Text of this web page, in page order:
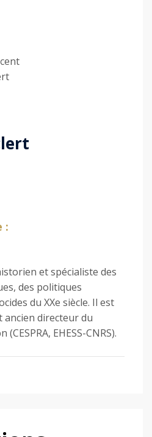
:
et spécialiste des
des politiques
du XXe siècle. Il est
directeur du
EHESS-CNRS).